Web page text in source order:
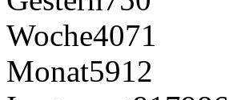
Woche4071
Monat5912